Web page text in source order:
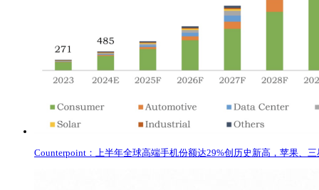
Counterpoint：上半年全球高端手机份额达29%创历史新高，苹果、